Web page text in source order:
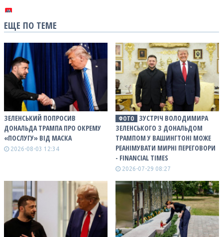
ЕЩЕ ПО ТЕМЕ
ЗЕЛЕНСЬКИЙ ПОПРОСИВ
ДОНАЛЬДА ТРАМПА ПРО ОКРЕМУ
«ПОСЛУГУ» ВІД МАСКА
2026-08-03 12:34
ФОТО
ЗУСТРІЧ ВОЛОДИМИРА
ЗЕЛЕНСЬКОГО З ДОНАЛЬДОМ
ТРАМПОМ У ВАШИНГТОНІ МОЖЕ
РЕАНІМУВАТИ МИРНІ ПЕРЕГОВОРИ
- FINANCIAL TIMES
2026-07-29 08:27